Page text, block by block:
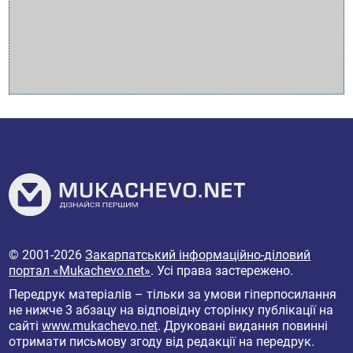
© 2001-2026Закарпатський інформаційно-діловий
портал «Mukachevo.net». Усі права застережено.
Передрук матеріалів – тільки за умови гіперпосилання
не нижче 3 абзацу на відповідну сторінку публікації на
сайтіwww.mukachevo.net. Друковані видання повинні
отримати письмову згоду від редакції на передрук.